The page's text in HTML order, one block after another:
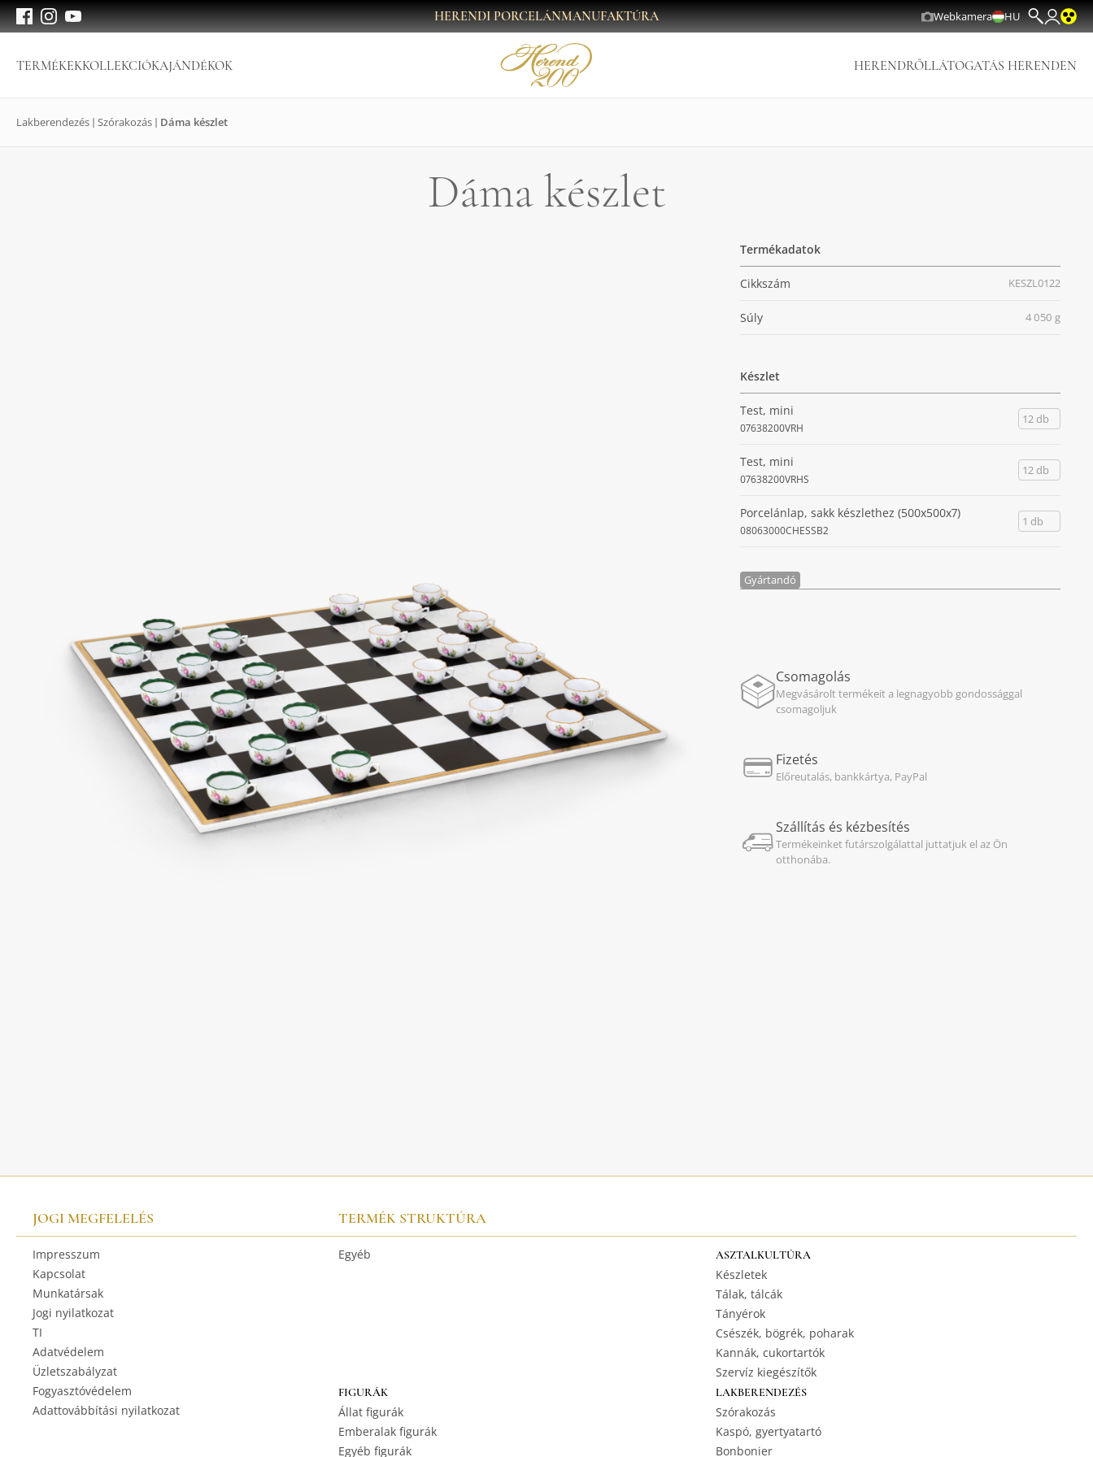
HERENDI PORCELÁNMANUFAKTÚRA Webkamera HU
TERMÉKEKKOLLEKCIÓKAJÁNDÉKOK HERENDRŐLLÁTOGATÁS HERENDEN
Lakberendezés Szórakozás Dáma készlet
Dáma készlet
Termékadatok
Cikkszám KESZL0122
Súly 4 050 g
Készlet
Test, mini
07638200VRH
12 db
Test, mini
07638200VRHS
12 db
Porcelánlap, sakk készlethez (500x500x7)
08063000CHESSB2
1 db
Gyártandó
Csomagolás
Megvásárolt termékeit a legnagyobb gondossággal
csomagoljuk
Fizetés
Előreutalás, bankkártya, PayPal
Szállítás és kézbesítés
Termékeinket futárszolgálattal juttatjuk el az Ön
otthonába.
JOGI MEGFELELÉS
Impresszum
Kapcsolat
Munkatársak
Jogi nyilatkozat
TI
Adatvédelem
Üzletszabályzat
Fogyasztóvédelem
Adattovábbítási nyilatkozat
TERMÉK STRUKTÚRA
Egyéb ASZTALKULTÚRA
Készletek
Tálak, tálcák
Tányérok
Csészék, bögrék, poharak
Kannák, cukortartók
Szervíz kiegészítők
FIGURÁK
Állat figurák
Emberalak figurák
Egyéb figurák
LAKBERENDEZÉS
Szórakozás
Kaspó, gyertyatartó
Bonbonier